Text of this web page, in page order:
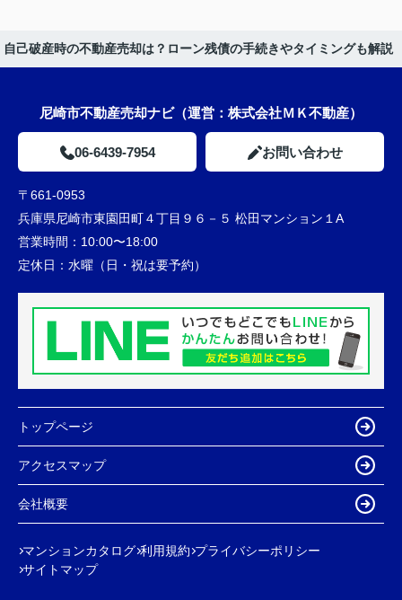
自己破産時の不動産売却は？ローン残債の手続きやタイミングも解説
尼崎市不動産売却ナビ（運営：株式会社ＭＫ不動産）
06-6439-7954 お問い合わせ
〒661-0953
兵庫県尼崎市東園田町４丁目９６－５ 松田マンション１A
営業時間： 10:00〜18:00
定休日： 水曜（日・祝は要予約）
トップページ
アクセスマップ
会社概要
マンションカタログ 利用規約 プライバシーポリシー
サイトマップ